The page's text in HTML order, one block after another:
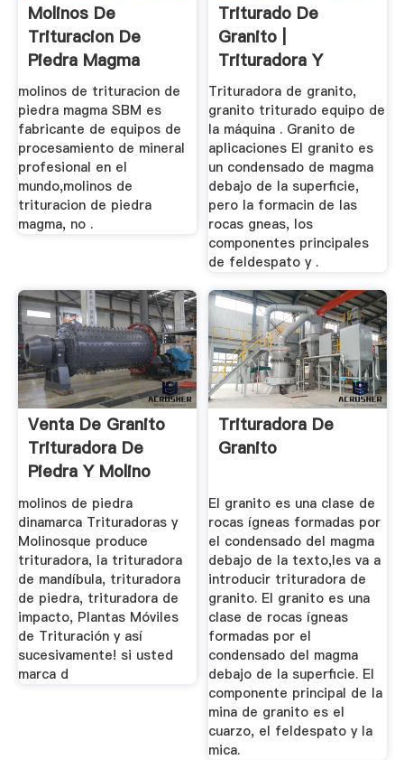
Molinos De
Trituracion De
Piedra Magma
molinos de trituracion de
piedra magma SBM es
fabricante de equipos de
procesamiento de mineral
profesional en el
mundo,molinos de
trituracion de piedra
magma, no .
Triturado De
Granito |
Trituradora Y
Molinos
Trituradora de granito,
granito triturado equipo de
la máquina . Granito de
aplicaciones El granito es
un condensado de magma
debajo de la superficie,
pero la formacin de las
rocas gneas, los
componentes principales
de feldespato y .
Venta De Granito
Trituradora De
Piedra Y Molino
molinos de piedra
dinamarca Trituradoras y
Molinosque produce
trituradora, la trituradora
de mandíbula, trituradora
de piedra, trituradora de
impacto, Plantas Móviles
de Trituración y así
sucesivamente! si usted
marca d
Trituradora De
Granito
El granito es una clase de
rocas ígneas formadas por
el condensado del magma
debajo de la texto,les va a
introducir trituradora de
granito. El granito es una
clase de rocas ígneas
formadas por el
condensado del magma
debajo de la superficie. El
componente principal de la
mina de granito es el
cuarzo, el feldespato y la
mica.